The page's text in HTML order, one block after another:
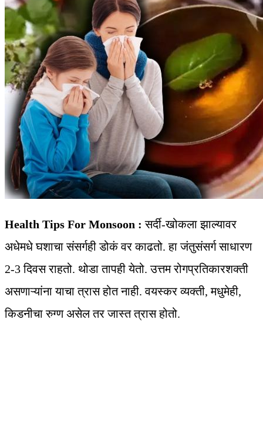
Health Tips For Monsoon :सर्दी-खोकला झाल्यावर
अधेमधे घशाचा संसर्गही डोकं वर काढतो. हा जंतुसंसर्ग साधारण
2-3 दिवस राहतो. थोडा तापही येतो. उत्तम रोगप्रतिकारशक्ती
असणाऱ्यांना याचा त्रास होत नाही. वयस्कर व्यक्ती, मधुमेही,
किडनीचा रुग्ण असेल तर जास्त त्रास होतो.